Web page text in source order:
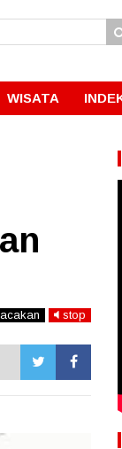
WISATA
stop